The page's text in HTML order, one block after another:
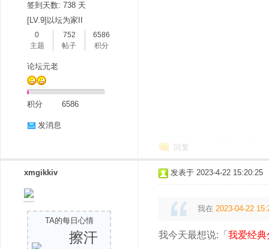
签到天数: 738 天
[LV.9]以坛为家II
0
主题
752
帖子
6586
积分
论坛元老
积分 6586
发消息
回复
xmgikkiv
TA的每日心情
擦汗
发表于 2023-4-22 15:20:25
我在 2023-04-22
我今天最想说:「 我爱经典